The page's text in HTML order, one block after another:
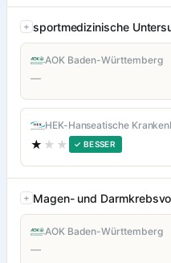
sportmedizinische
AOK Baden-Württemberg
—
HEK-Hanseatische
★ ★★ ✓ BESSER
Magen- und
AOK Baden-Württemberg
—